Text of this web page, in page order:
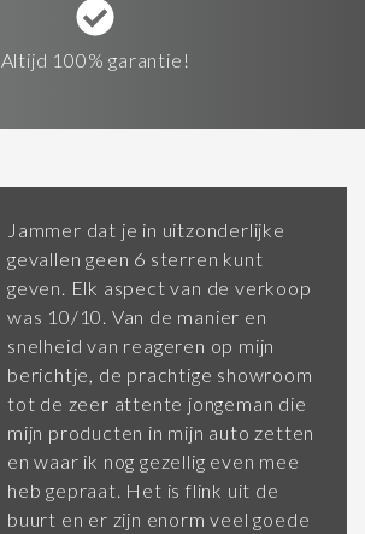
Altijd 100% garantie!
Jammer dat je in uitzonderlijke
gevallen geen 6 sterren kunt
geven. Elk aspect van de verkoop
was 10/10. Van de manier en
snelheid van reageren op mijn
berichtje, de prachtige showroom
tot de zeer attente jongeman die
mijn producten in mijn auto zetten
en waar ik nog gezellig even mee
heb gepraat. Het is flink uit de
buurt en er zijn enorm veel goede